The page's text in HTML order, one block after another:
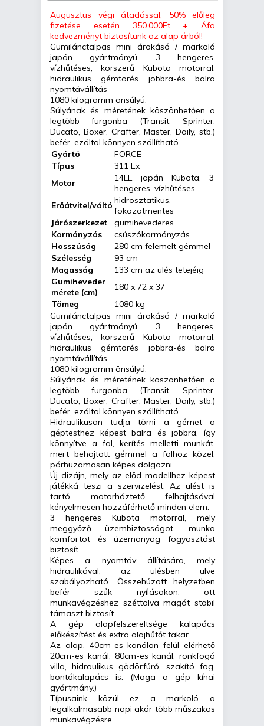
Augusztus végi átadással, 50% előleg
fizetése esetén 350.000Ft + Áfa
kedvezményt biztosítunk az alap árból!
Gumilánctalpas mini árokásó / markoló
japán gyártmányú, 3 hengeres,
vízhűtéses, korszerű Kubota motorral.
hidraulikus gémtörés jobbra-és balra
nyomtávállítás
1080 kilogramm önsúlyú.
Súlyának és méretének köszönhetően a
legtöbb furgonba (Transit, Sprinter,
Ducato, Boxer, Crafter, Master, Daily, stb.)
befér, ezáltal könnyen szállítható.
Gyártó
FORCE
Típus
311 Ex
Motor
14LE japán Kubota, 3
hengeres, vízhűtéses
Erőátvitel/váltó hidrosztatikus,
fokozatmentes
Járószerkezet
gumihevederes
Kormányzás
csúszókormányzás
Hosszúság
280 cm felemelt gémmel
Szélesség
93 cm
Magasság
133 cm az ülés tetejéig
Gumiheveder
mérete (cm)
180 x 72 x 37
Tömeg
1080 kg
Gumilánctalpas mini árokásó / markoló
japán gyártmányú, 3 hengeres,
vízhűtéses, korszerű Kubota motorral.
hidraulikus gémtörés jobbra-és balra
nyomtávállítás
1080 kilogramm önsúlyú.
Súlyának és méretének köszönhetően a
legtöbb furgonba (Transit, Sprinter,
Ducato, Boxer, Crafter, Master, Daily, stb.)
befér, ezáltal könnyen szállítható.
Hidraulikusan tudja törni a gémet a
géptesthez képest balra és jobbra, így
könnyítve a fal, kerítés melletti munkát,
mert behajtott gémmel a falhoz közel,
párhuzamosan képes dolgozni.
Új dizájn, mely az előd modellhez képest
játékká teszi a szervizelést. Az ülést is
tartó motorháztető felhajtásával
kényelmesen hozzáférhető minden elem.
3 hengeres Kubota motorral, mely
meggyőző üzembiztosságot, munka
komfortot és üzemanyag fogyasztást
biztosít.
Képes a nyomtáv állítására, mely
hidraulikával, az ülésben ülve
szabályozható. Összehúzott helyzetben
befér szűk nyílásokon, ott
munkavégzéshez széttolva magát stabil
támaszt biztosít.
A gép alapfelszereltsége kalapács
előkészítést és extra olajhűtőt takar.
Az alap, 40cm-es kanálon felül elérhető
20cm-es kanál, 80cm-es kanál, rönkfogó
villa, hidraulikus gödörfúró, szakító fog,
bontókalapács is. (Maga a gép kínai
gyártmány.)
Típusaink közül ez a markoló a
legalkalmasabb napi akár több műszakos
munkavégzésre.